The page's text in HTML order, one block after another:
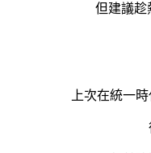
但建議趁
上次在統一